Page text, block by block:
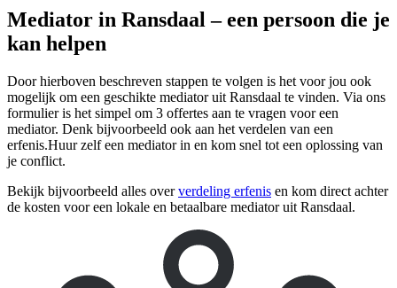
Mediator in Ransdaal – een persoon die je
kan helpen
Door hierboven beschreven stappen te volgen is het voor jou ook
mogelijk om een geschikte mediator uit Ransdaal te vinden. Via ons
formulier is het simpel om 3 offertes aan te vragen voor een
mediator. Denk bijvoorbeeld ook aan het verdelen van een
erfenis.Huur zelf een mediator in en kom snel tot een oplossing van
je conflict.
Bekijk bijvoorbeeld alles oververdeling erfenis en kom direct achter
de kosten voor een lokale en betaalbare mediator uit Ransdaal.